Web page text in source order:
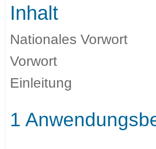
Inhalt
Nationales Vorwort
Vorwort
Einleitung
1